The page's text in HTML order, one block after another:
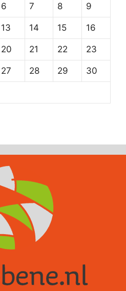
6 7 8 9
13 14 15 16
20 21 22 23
27 28 29 30